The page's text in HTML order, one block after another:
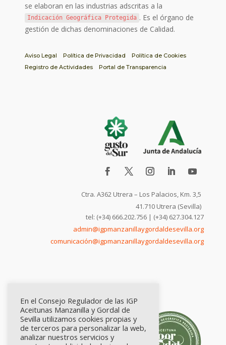
se elaboran en las industrias adscritas a la
Indicación Geográfica Protegida . Es el órgano de
gestión de dichas denominaciones de Calidad.
Aviso Legal Política de Privacidad
Política de Cookies
Registro de Actividades
Portal de Transparencia
Ctra. A362 Utrera – Los Palacios, Km. 3,5
41.710 Utrera (Sevilla)
tel: (+34) 666.202.756 | (+34) 627.304.127
admin@igpmanzanillaygordaldesevilla.org
comunicación@igpmanzanillaygordaldesevilla.org
En el Consejo Regulador de las IGP
Aceitunas Manzanilla y Gordal de
Sevilla utilizamos cookies propias y
de terceros para personalizar la web,
analizar nuestros servicios y